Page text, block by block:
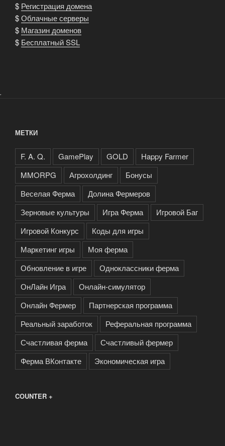
$ Регистрация домена
$Облачные серверы
$ Магазин доменов
$ Бесплатный SSL
.
МЕТКИ
F. A. Q. GamePlay GOLD
Happy Farmer
MMORPG
Агрохолдинг
Бонусы
Веселая Ферма
Долина Фермеров
Зерновые культуры
Игра Ферма
Игровой Баг
Игровой Конкурс
Коды для игры
Маркетинг игры
Моя ферма
Обновление в игре
Одноклассники ферма
ОнЛайн Игра
Онлайн-симулятор
Онлайн Фермер
Партнерская программа
Реальный заработок
Реферальная программа
Счастливая ферма
Счастливый фермер
Ферма ВКонтакте
Экономическая игра
COUNTER +